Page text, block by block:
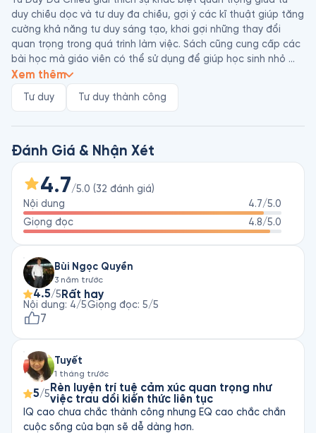
duy chiều dọc và tư duy đa chiều, gợi ý các kĩ thuật giúp tăng
cường khả năng tư duy sáng tạo, khơi gợi những thay đổi
quan trọng trong quá trình làm việc. Sách cũng cung cấp các
bài học mà giáo viên có thể sử dụng để giúp học sinh nhỏ
tuổi phát triển tài năng về tư duy đa chiều.
học và là người phát minh ra thuật ngữ “tư duy đa chiều”.
Chiều, 6 Chiếc Mũ Tư Duy, Dạy Con Trẻ Cách Tư Duy, Làm
Người Thú Vị, Để Có Một Tâm Hồn Đẹp…
Xem thêm
Tư duy Tư duy thành công
Đánh Giá & Nhận Xét
4.7/5.0 (32 đánh giá)
Nội dung
4.7/5.0
Giọng đọc
4.8/5.0
Bùi Ngọc Quyền
3 năm trước
4.5/5 Rất hay
Nội dung: 4/5Giọng đọc: 5/5
7
Tuyết
1 tháng trước
5/5 Rèn luyện trí tuệ cảm xúc quan trọng như
việc trau dồi kiến thức liên tục
IQ cao chưa chắc thành công nhưng EQ cao chắc chắn
cuộc sống của bạn sẽ dễ dàng hơn.